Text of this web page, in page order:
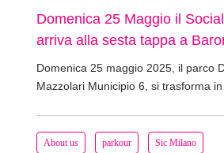
About us parkour Sic Milano
Domenica 25 Maggio il
arriva alla sesta tappa a
Domenica 25 maggio 2025, il parco
Mazzolari Municipio 6, si trasforma in